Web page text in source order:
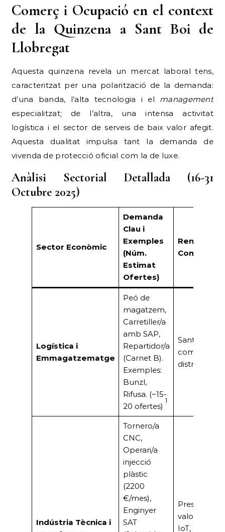
Comerç i Ocupació en el context
de la Quinzena a Sant Boi de
Llobregat
Aquesta quinzena revela un mercat laboral tens,
caracteritzat per una polarització de la demanda:
d’una banda, l’alta tecnologia i el management
especialitzat; de l’altra, una intensa activitat
logística i el sector de serveis de baix valor afegit.
Aquesta dualitat impulsa tant la demanda de
vivenda de protecció oficial com la de luxe.
Anàlisi Sectorial Detallada (16-31
Octubre 2025)
Sector Econòmic
Demanda
Clau i
Exemples
(Núm.
Estimat
Ofertes)
Comercial
Logística i
Emmagatzematge
Peó de
magatzem,
Carretiller/a
amb SAP,
Repartidor/a
(Carnet B).
Exemples:
Bunzl,
Rifusa. (~15-
20 ofertes)
1
Sant Boi es
com a node
distribució
Indústria Tècnica i
Tornero/a
CNC,
Operari/a
injecció
plàstic
(2200
€/mes),
Enginyer
SAT
Presència
valor afegit
IoT,